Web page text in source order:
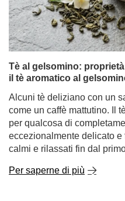
Tè al gelsomino:
Alcuni tè deliziano con un
come un caffè mattutino. Il
per qualcosa di
eccezionalmente delicato
calmi e rilassati fin dal primo
Per saperne di più